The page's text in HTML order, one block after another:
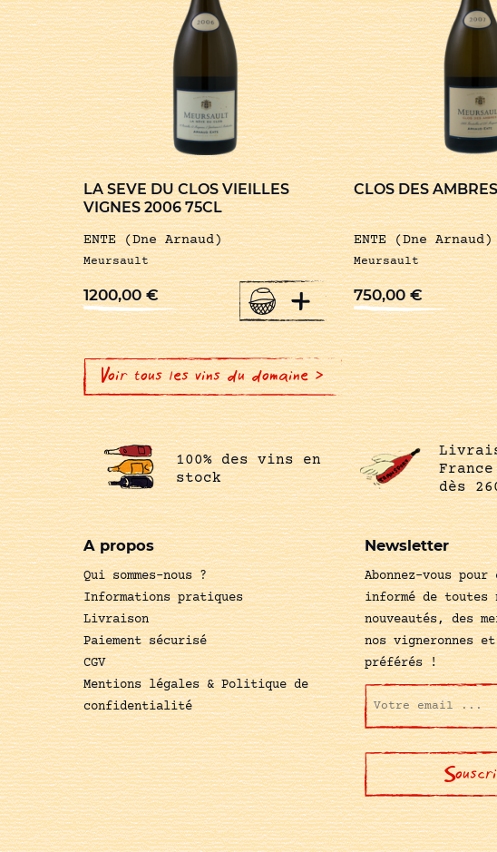
LA SEVE DU CLOS VIEILLES
VIGNES 2006 75CL
ENTE (Dne Arnaud)
Meursault
1200,00€ +
CLOS DES
ENTE (Dne Arnaud)
Meursault
750,00€
Voir tous les vins du domaine >
100% des vins en
stock
dès
A propos
Qui sommes-nous ?
Informations pratiques
Livraison
Paiement sécurisé
CGV
Mentions légales & Politique de
confidentialité
Newsletter
Abonnez-vous
informé de toutes
nouveautés, des
nos vigneronnes
préférés !